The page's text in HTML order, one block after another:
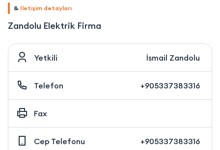
& İletişim detayları
Zandolu Elektrik Firma
Yetkili İsmail Zandolu
Telefon +905337383316
Fax
Cep Telefonu +905337383316